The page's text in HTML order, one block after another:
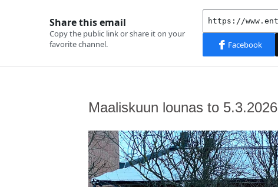
Maaliskuun lounas to 5.3.2026